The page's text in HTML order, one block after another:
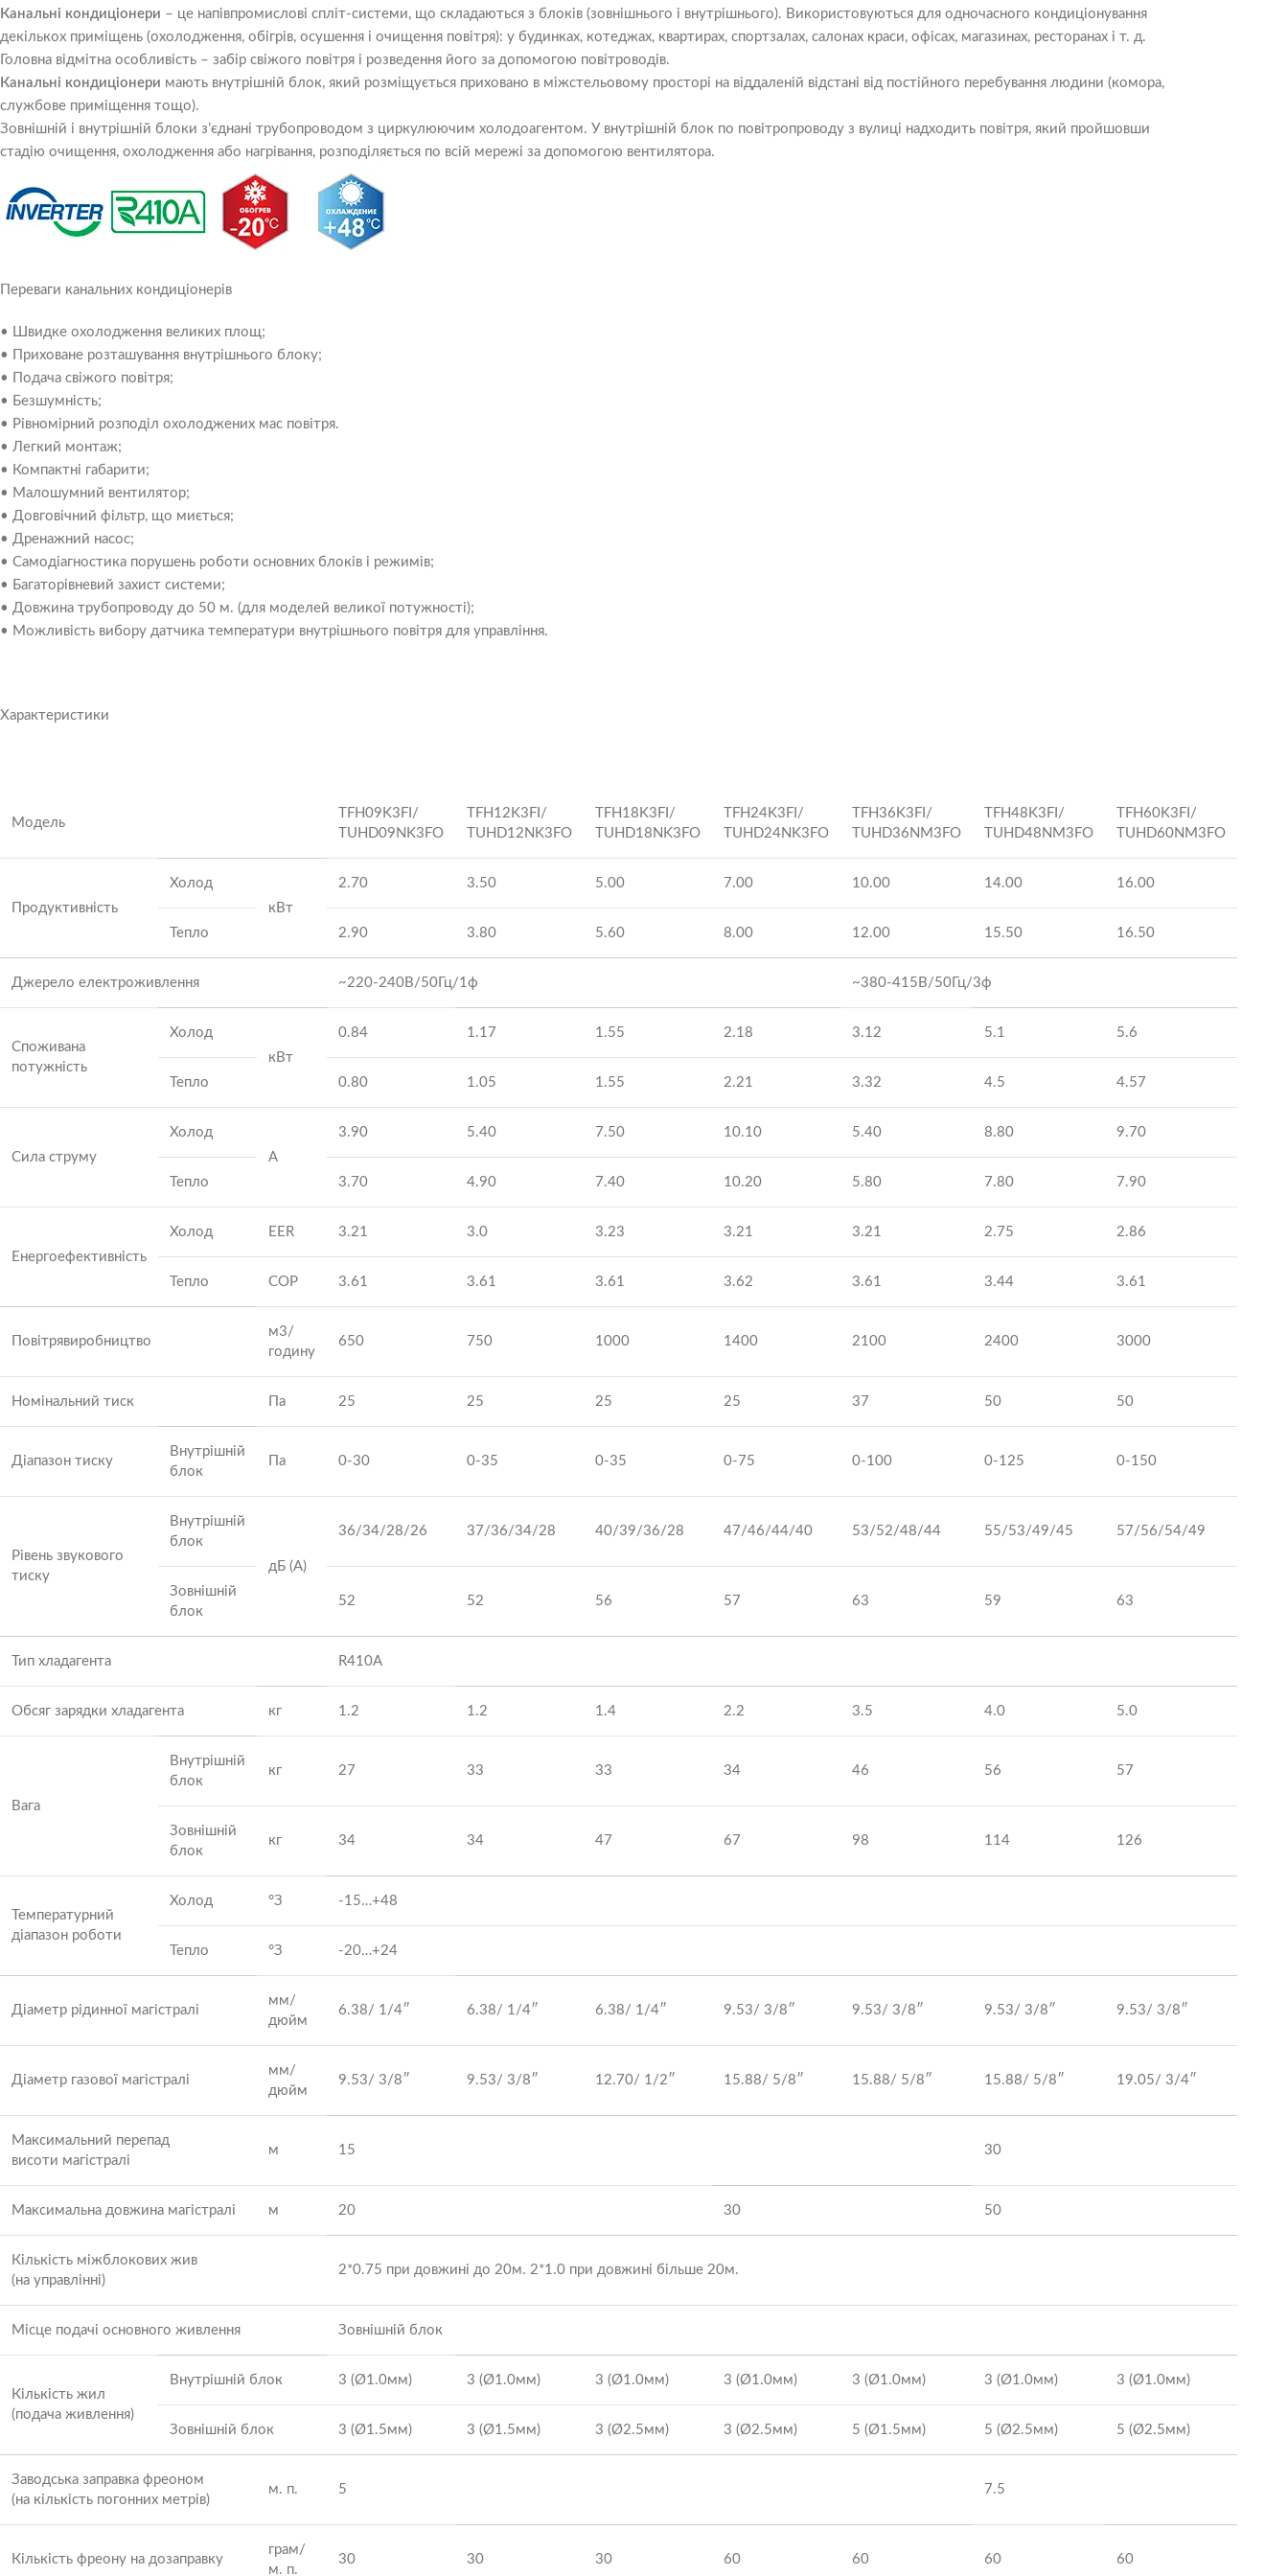
Канальні кондиціонери – це напівпромислові спліт-системи, що складаються з блоків (зовнішнього і внутрішнього). Використовуються для одночасного кондиціонування
декількох приміщень (охолодження, обігрів, осушення і очищення повітря): у будинках, котеджах, квартирах, спортзалах, салонах краси, офісах, магазинах, ресторанах і т. д.
Головна відмітна особливість – забір свіжого повітря і розведення його за допомогою повітроводів.
Канальні кондиціонери мають внутрішній блок, який розміщується приховано в міжстельовому просторі на віддаленій відстані від постійного перебування людини (комора,
службове приміщення тощо).
Зовнішній і внутрішній блоки з’єднані трубопроводом з циркулюючим холодоагентом. У внутрішній блок по повітропроводу з вулиці надходить повітря, який пройшовши
стадію очищення, охолодження або нагрівання, розподіляється по всій мережі за допомогою вентилятора.
Переваги канальних кондиціонерів
• Швидке охолодження великих площ;
• Приховане розташування внутрішнього блоку;
• Подача свіжого повітря;
• Безшумність;
• Рівномірний розподіл охолоджених мас повітря.
• Легкий монтаж;
• Компактні габарити;
• Малошумний вентилятор;
• Довговічний фільтр, що миється;
• Дренажний насос;
• Самодіагностика порушень роботи основних блоків і режимів;
• Багаторівневий захист системи;
• Довжина трубопроводу до 50 м. (для моделей великої потужності);
• Можливість вибору датчика температури внутрішнього повітря для управління.
Характеристики
Модель
TFH09K3FI/
TUHD09NK3FO
TFH12K3FI/
TUHD12NK3FO
TFH18K3FI/
TUHD18NK3FO
TFH24K3FI/
TUHD24NK3FO
TFH36K3FI/
TUHD36NM3FO
TFH48K3FI/
TUHD48NM3FO
TFH60K3FI/
TUHD60NM3FO
Продуктивність
Холод
кВт
2.70 3.50 5.00 7.00 10.00 14.00 16.00
Тепло 2.90 3.80 5.60 8.00 12.00 15.50 16.50
Джерело електроживлення ~220-240В/50Гц/1ф ~380-415В/50Гц/3ф
Споживана
потужність
Холод
кВт
0.84 1.17 1.55 2.18 3.12 5.1 5.6
Тепло 0.80 1.05 1.55 2.21 3.32 4.5 4.57
Сила струму
Холод
А
3.90 5.40 7.50 10.10 5.40 8.80 9.70
Тепло 3.70 4.90 7.40 10.20 5.80 7.80 7.90
Енергоефективність
Холод EER 3.21 3.0 3.23 3.21 3.21 2.75 2.86
Тепло COP 3.61 3.61 3.61 3.62 3.61 3.44 3.61
Повітрявиробництво
м3/
годину
650 750 1000 1400 2100 2400 3000
Номінальний тиск Па 25 25 25 25 37 50 50
Діапазон тиску
Внутрішній
блок
Па 0-30 0-35 0-35 0-75 0-100 0-125 0-150
Рівень звукового
тиску
Внутрішній
блок
дБ (А)
36/34/28/26 37/36/34/28 40/39/36/28 47/46/44/40 53/52/48/44 55/53/49/45 57/56/54/49
Зовнішній
блок
52 52 56 57 63 59 63
Тип хладагента R410A
Обсяг зарядки хладагента кг 1.2 1.2 1.4 2.2 3.5 4.0 5.0
Вага
Внутрішній
блок
кг 27 33 33 34 46 56 57
Зовнішній
блок
кг 34 34 47 67 98 114 126
Температурний
діапазон роботи
Холод °З -15…+48
Тепло °З -20…+24
Діаметр рідинної магістралі
мм/
дюйм
6.38/ 1/4″ 6.38/ 1/4″ 6.38/ 1/4″ 9.53/ 3/8″ 9.53/ 3/8″ 9.53/ 3/8″ 9.53/ 3/8″
Діаметр газової магістралі
мм/
дюйм
9.53/ 3/8″ 9.53/ 3/8″ 12.70/ 1/2″ 15.88/ 5/8″ 15.88/ 5/8″ 15.88/ 5/8″ 19.05/ 3/4″
Максимальний перепад
висоти магістралі
м 15 30
Максимальна довжина магістралі м 20 30 50
Кількість міжблокових жив
(на управлінні)
2*0.75 при довжині до 20м. 2*1.0 при довжині більше 20м.
Місце подачі основного живлення Зовнішній блок
Кількість жил
(подача живлення)
Внутрішній блок 3 (Ø1.0мм) 3 (Ø1.0мм) 3 (Ø1.0мм) 3 (Ø1.0мм) 3 (Ø1.0мм) 3 (Ø1.0мм) 3 (Ø1.0мм)
Зовнішній блок 3 (Ø1.5мм) 3 (Ø1.5мм) 3 (Ø2.5мм) 3 (Ø2.5мм) 5 (Ø1.5мм) 5 (Ø2.5мм) 5 (Ø2.5мм)
Заводська заправка фреоном
(на кількість погонних метрів)
м. п. 5 7.5
Кількість фреону на дозаправку
грам/
м. п.
30 30 30 60 60 60 60